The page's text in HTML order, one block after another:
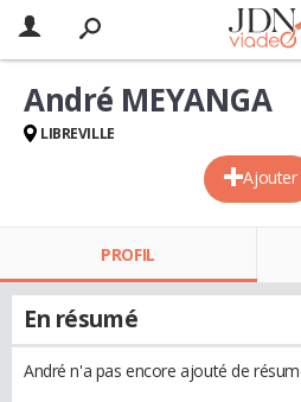
Ajouter
André MEYANGA
LIBREVILLE
PROFIL
En résumé
André n'a pas encore ajouté de